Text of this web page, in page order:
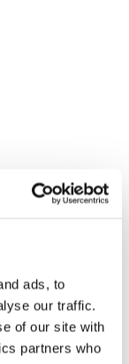
ads, to
our traffic.
of our site with
partners who
e
d'intesa